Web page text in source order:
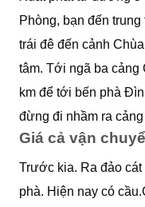
Phòng, bạn đến
trái đê đến cảnh
tâm. Tới ngã ba cảng
km để tới bến phà
đừng đi nhầm ra
Giá cả vận
Trước kia. Ra đảo cát
phà. Hiện nay có